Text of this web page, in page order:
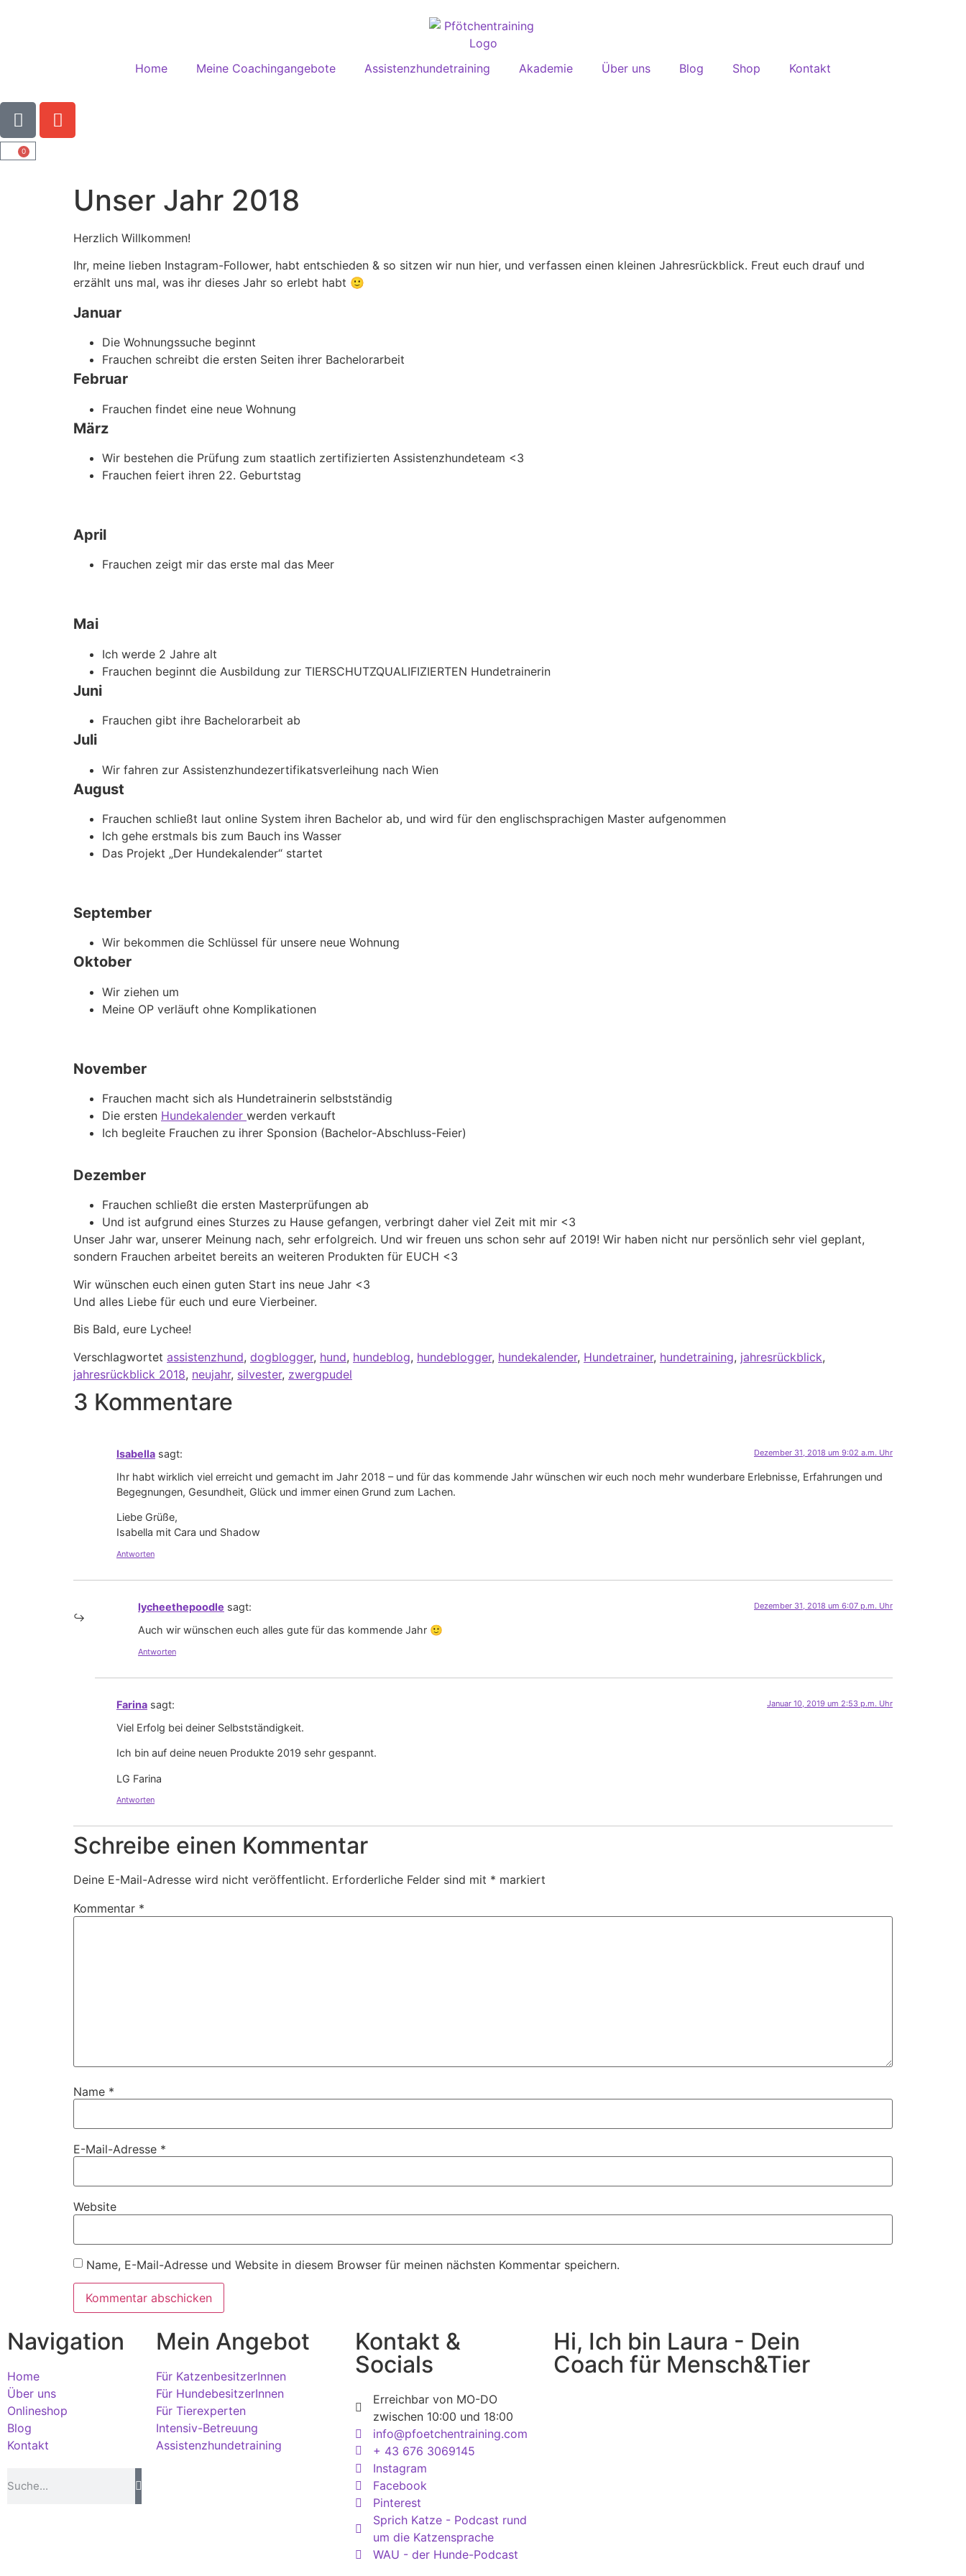
Home Meine Coachingangebote Assistenzhundetraining Akademie Über uns Blog Shop Kontakt
0
Unser Jahr 2018
Herzlich Willkommen!
Ihr, meine lieben Instagram-Follower, habt entschieden & so sitzen wir nun hier, und verfassen einen kleinen Jahresrückblick. Freut euch drauf und
erzählt uns mal, was ihr dieses Jahr so erlebt habt 🙂
Januar
Die Wohnungssuche beginnt
Frauchen schreibt die ersten Seiten ihrer Bachelorarbeit
Februar
Frauchen findet eine neue Wohnung
März
Wir bestehen die Prüfung zum staatlich zertifizierten Assistenzhundeteam <3
Frauchen feiert ihren 22. Geburtstag
April
Frauchen zeigt mir das erste mal das Meer
Mai
Ich werde 2 Jahre alt
Frauchen beginnt die Ausbildung zur TIERSCHUTZQUALIFIZIERTEN Hundetrainerin
Juni
Frauchen gibt ihre Bachelorarbeit ab
Juli
Wir fahren zur Assistenzhundezertifikatsverleihung nach Wien
August
Frauchen schließt laut online System ihren Bachelor ab, und wird für den englischsprachigen Master aufgenommen
Ich gehe erstmals bis zum Bauch ins Wasser
Das Projekt „Der Hundekalender“ startet
September
Wir bekommen die Schlüssel für unsere neue Wohnung
Oktober
Wir ziehen um
Meine OP verläuft ohne Komplikationen
November
Frauchen macht sich als Hundetrainerin selbstständig
Die ersten Hundekalender werden verkauft
Ich begleite Frauchen zu ihrer Sponsion (Bachelor-Abschluss-Feier)
Dezember
Frauchen schließt die ersten Masterprüfungen ab
Und ist aufgrund eines Sturzes zu Hause gefangen, verbringt daher viel Zeit mit mir <3
Unser Jahr war, unserer Meinung nach, sehr erfolgreich. Und wir freuen uns schon sehr auf 2019! Wir haben nicht nur persönlich sehr viel geplant,
sondern Frauchen arbeitet bereits an weiteren Produkten für EUCH <3
Wir wünschen euch einen guten Start ins neue Jahr <3
Und alles Liebe für euch und eure Vierbeiner.
Bis Bald, eure Lychee!
Verschlagwortet assistenzhund, dogblogger, hund, hundeblog, hundeblogger, hundekalender, Hundetrainer, hundetraining, jahresrückblick,
jahresrückblick 2018, neujahr, silvester, zwergpudel
3 Kommentare
Isabella sagt: Dezember 31, 2018 um 9:02 a.m. Uhr
Ihr habt wirklich viel erreicht und gemacht im Jahr 2018 – und für das kommende Jahr wünschen wir euch noch mehr wunderbare Erlebnisse, Erfahrungen und
Begegnungen, Gesundheit, Glück und immer einen Grund zum Lachen.
Liebe Grüße,
Isabella mit Cara und Shadow
Antworten
lycheethepoodle sagt: Dezember 31, 2018 um 6:07 p.m. Uhr
Auch wir wünschen euch alles gute für das kommende Jahr 🙂
Antworten
Farina sagt: Januar 10, 2019 um 2:53 p.m. Uhr
Viel Erfolg bei deiner Selbstständigkeit.
Ich bin auf deine neuen Produkte 2019 sehr gespannt.
LG Farina
Antworten
Schreibe einen Kommentar
Deine E-Mail-Adresse wird nicht veröffentlicht. Erforderliche Felder sind mit * markiert
Kommentar *
Name *
E-Mail-Adresse *
Website
Name, E-Mail-Adresse und Website in diesem Browser für meinen nächsten Kommentar speichern.
Navigation
Home
Über uns
Onlineshop
Blog
Kontakt
Mein Angebot
Für KatzenbesitzerInnen
Für HundebesitzerInnen
Für Tierexperten
Intensiv-Betreuung
Assistenzhundetraining
Kontakt &
Socials
Erreichbar von MO-DO
zwischen 10:00 und 18:00
info@pfoetchentraining.com
+ 43 676 3069145
Instagram
Facebook
Pinterest
Sprich Katze - Podcast rund
um die Katzensprache
WAU - der Hunde-Podcast
Hi, Ich bin Laura - Dein
Coach für Mensch&Tier